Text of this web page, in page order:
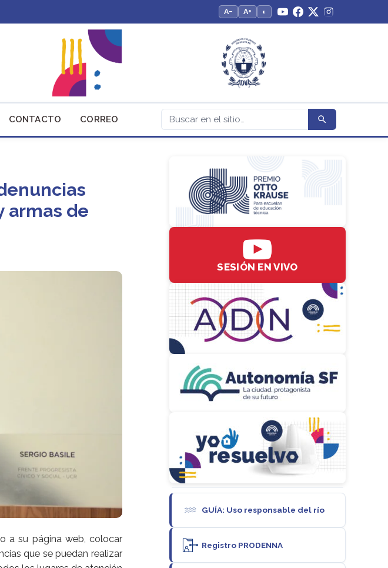
A− A+ ◐
CONTACTO CORREO
armas de
a su página web, colocar
que se puedan realizar
SESIÓN EN VIVO
GUÍA: Uso responsable del río
Registro PRODENNA